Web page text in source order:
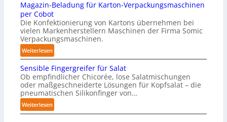
Magazin-Beladung für Karton-Verpackungsmaschinen
per Cobot
Die Konfektionierung von Kartons übernehmen bei
vielen Markenherstellern Maschinen der Firma Somic
Verpackungsmaschinen.
Weiterlesen:
M
a
g
a
z
i
n
Sensible Fingergreifer für Salat
Ob empfindlicher Chicorée, lose Salatmischungen
oder maßgeschneiderte Lösungen für Kopfsalat – die
pneumatischen Silikonfinger von…
Weiterlesen:
S